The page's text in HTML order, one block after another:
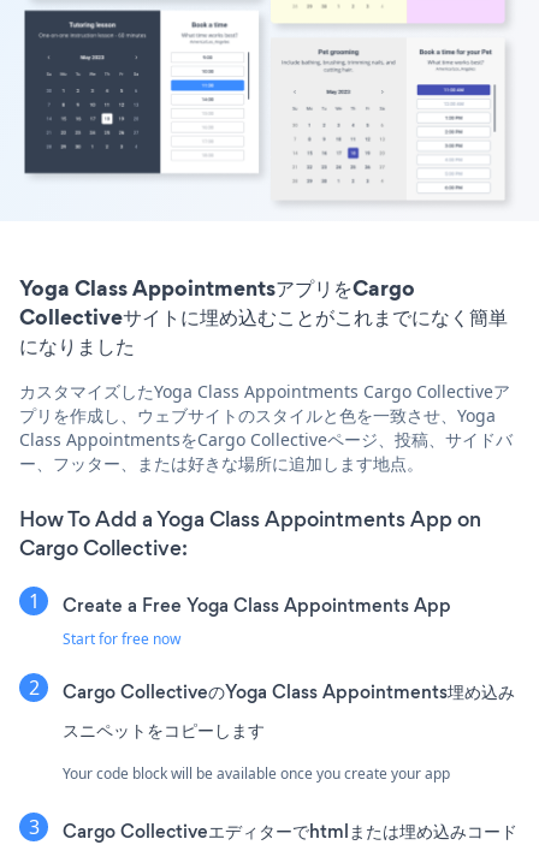
Yoga Class AppointmentsアプリをCargo
Collectiveサイトに埋め込むことがこれまでになく簡単
になりました
カスタマイズしたYoga Class Appointments Cargo Collectiveア
プリを作成し、ウェブサイトのスタイルと色を一致させ、Yoga
Class AppointmentsをCargo Collectiveページ、投稿、サイドバ
ー、フッター、または好きな場所に追加します地点。
How To Add a Yoga Class Appointments App on
Cargo Collective:
Create a Free Yoga Class Appointments App
Start for free now
Cargo CollectiveのYoga Class Appointments埋め込み
スニペットをコピーします
Your code block will be available once you create your app
Cargo Collectiveエディターでhtmlまたは埋め込みコード